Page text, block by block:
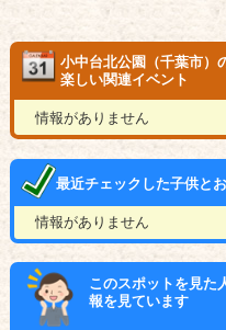
小中台北公園（千葉市）
楽しい関連イベント
情報がありません
最近チェックした子供と
情報がありません
このスポットを見た
報を見ています